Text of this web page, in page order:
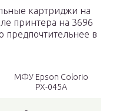
картриджи на
принтера на 3696
предпочтительнее в
МФУ Epson Colorio
PX-045A